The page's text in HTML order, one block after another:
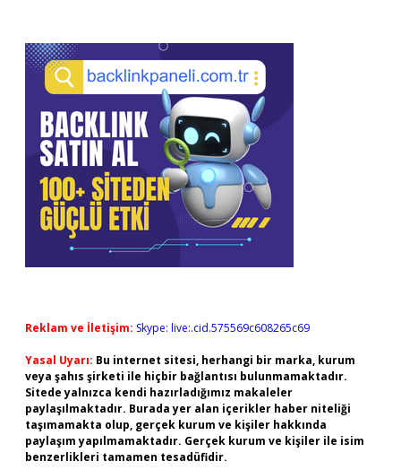
Reklam ve İletişim: Skype: live:.cid.575569c608265c69
Yasal Uyarı: Bu internet sitesi, herhangi bir marka, kurum
veya şahıs şirketi ile hiçbir bağlantısı bulunmamaktadır.
Sitede yalnızca kendi hazırladığımız makaleler
paylaşılmaktadır. Burada yer alan içerikler haber niteliği
taşımamakta olup, gerçek kurum ve kişiler hakkında
paylaşım yapılmamaktadır. Gerçek kurum ve kişiler ile isim
benzerlikleri tamamen tesadüfidir.